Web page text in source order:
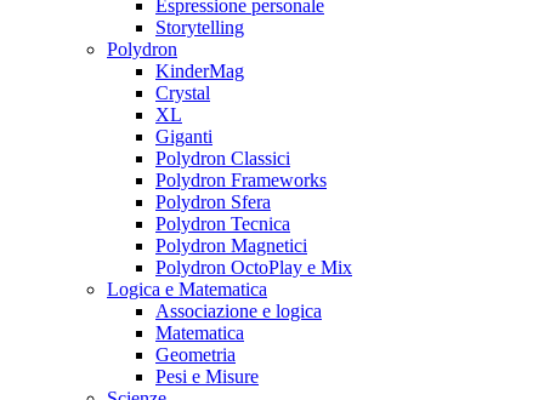
Espressione personale
Storytelling
Polydron
KinderMag
Crystal
XL
Giganti
Polydron Classici
Polydron Frameworks
Polydron Sfera
Polydron Tecnica
Polydron Magnetici
Polydron OctoPlay e Mix
Logica e Matematica
Associazione e logica
Matematica
Geometria
Pesi e Misure